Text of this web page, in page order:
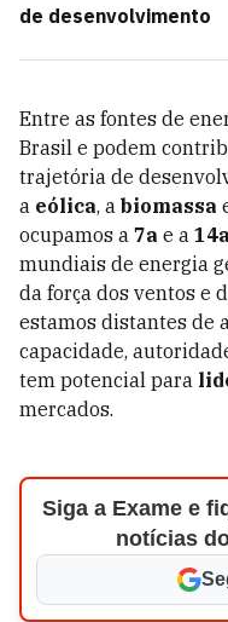
de desenvolvimento
Entre as fontes de
Brasil e podem
trajetória de
a eólica, a biomassa
ocupamos a 7a e a 14a
mundiais de energia
da força dos ventos e
estamos distantes de
capacidade,
tem potencial para
mercados.
Siga a Exame e
notícias